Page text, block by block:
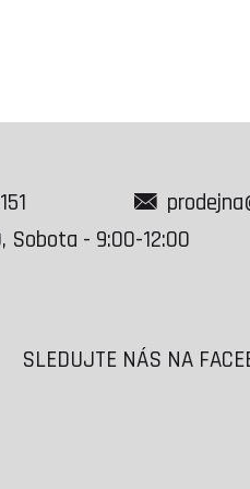
Sobota - 9:00-12:00
SLEDUJTE NÁS NA